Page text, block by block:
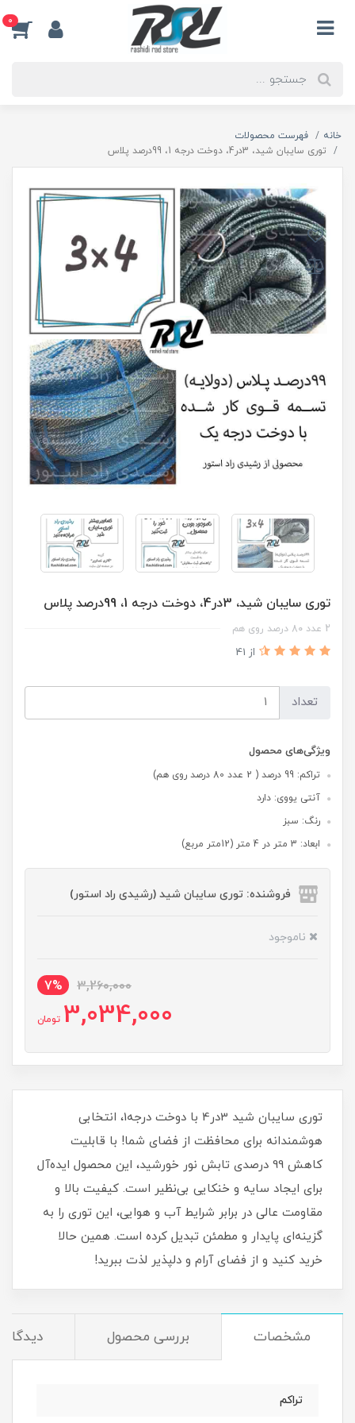
0
خانه
فهرست محصولات
توری سایبان شید، 3در4، دوخت درجه 1، 99درصد پلاس
توری سایبان شید، 3در4، دوخت درجه 1، 99درصد پلاس
2 عدد 80 درصد روی هم
از 41
تعداد
ویژگی‌های محصول
تراکم: 99 درصد ( 2 عدد 80 درصد روی هم)
آنتی یووی: دارد
رنگ: سبز
ابعاد: 3 متر در 4 متر (12متر مربع)
فروشنده: توری سایبان شید (رشیدی راد استور)
ناموجود
3,260,000
7%
3,034,000 تومان
توری سایبان شید 3در4 با دوخت درجه1، انتخابی
هوشمندانه برای محافظت از فضای شما! با قابلیت
کاهش 99 درصدی تابش نور خورشید، این محصول ایده‌آل
برای ایجاد سایه و خنکایی بی‌نظیر است. کیفیت بالا و
مقاومت عالی در برابر شرایط آب و هوایی، این توری را به
گزینه‌ای پایدار و مطمئن تبدیل کرده است. همین حالا
خرید کنید و از فضای آرام و دلپذیر لذت ببرید!
مشخصات بررسی محصول
تراکم